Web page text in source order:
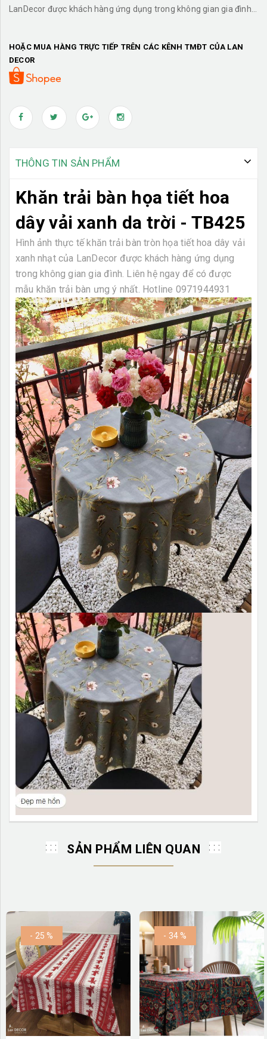
LanDecor được khách hàng ứng dụng trong không gian gia đình.
HOẶC MUA HÀNG TRỰC TIẾP TRÊN CÁC KÊNH TMĐT CỦA LAN
DECOR
THÔNG TIN SẢN PHẨM
Khăn trải bàn họa tiết hoa
dây vải xanh da trời - TB425
Hình ảnh thực tế khăn trải bàn tròn họa tiết hoa dây vải
xanh nhạtcủa LanDecor được khách hàng ứng dụng
trong không gian gia đình. Liên hệ ngay để có được
mẫu khăn trải bàn ưng ý nhất. Hotline 0971944931
SẢN PHẨM LIÊN QUAN
- 25 % - 34 %